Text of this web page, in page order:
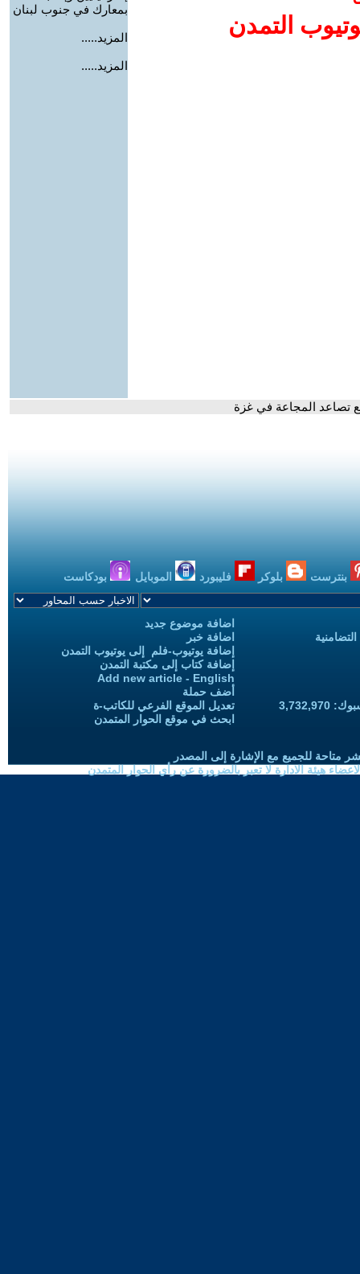
التمدن
بمعارك في جنوب لبنان
المزيد.....
المزيد.....
المجاعة في غزة
بنترست بلوكر فليبورد الموبايل بودكاست
اضافة موضوع جديد
اضافة خبر
إضافة يوتيوب-فلم إلى يوتيوب التمدن
إضافة كتاب إلى مكتبة التمدن
Add new article - English
أضف حملة
تعديل الموقع الفرعي للكاتب-ة
ابحث في موقع الحوار المتمدن
متاحة للجميع مع الإشارة إلى المصدر
هيئة الادارة لا تعبر بالضرورة عن رأي الحوار المتمدن